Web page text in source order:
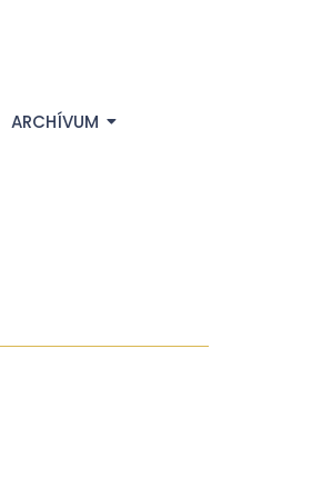
ARCHÍVUM